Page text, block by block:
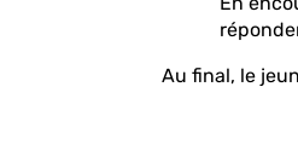
Au final, le